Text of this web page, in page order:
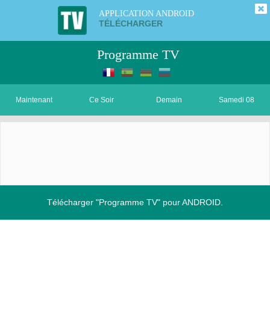
APPLICATION ANDROID
TÉLÉCHARGER
Programme TV
Maintenant Ce Soir Demain Samedi 08
Télécharger "Programme TV" pour ANDROID.